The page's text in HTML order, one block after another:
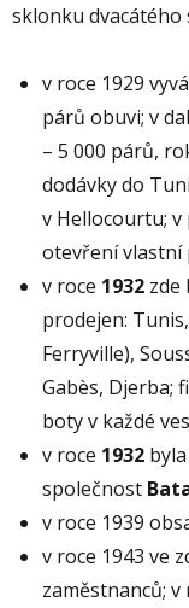
sklonku dvacátého
v roce 1929
párů obuvi; v
– 5 000 párů,
dodávky do
v Hellocourtu;
otevření vlastní
v roce 1932 zde
prodejen:
Ferryville),
Gabès, Djerba;
boty v každé
v roce 1932
společnost
v roce 1939
v roce 1943 ve
zaměstnanců; v